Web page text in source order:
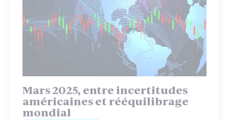
Mars 2025, entre incertitudes
américaines et rééquilibrage
mondial